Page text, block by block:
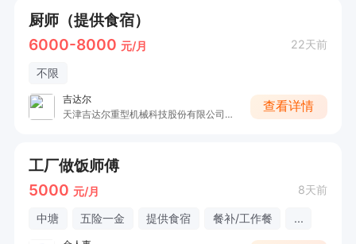
厨师（提供食宿）
6000-8000 元/月 22天前
不限
吉达尔
天津吉达尔重型机械科技股份有限公司（天津滨海吉达尔智能装备有限公司）
查看详情
工厂做饭师傅
5000 元/月 8天前
中塘 五险一金 提供食宿 餐补/工作餐 ...